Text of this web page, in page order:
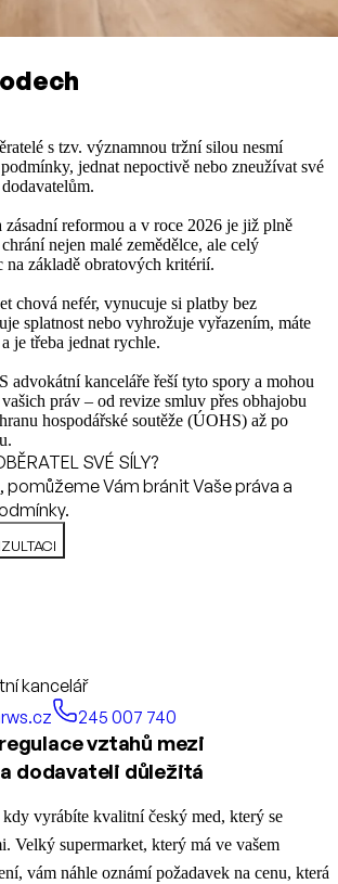
s tzv. významnou tržní silou nesmí
jednat nepoctivě nebo zneužívat své
zásadní reformou a v roce 2026 je již plně
nejen malé zemědělce, ale celý
na základě obratových kritérií.
chová nefér, vynucuje si platby bez
splatnost nebo vyhrožuje vyřazením, máte
je třeba jednat rychle.
advokátní kanceláře řeší tyto spory a mohou
práv – od revize smluv přes obhajobu
hospodářské soutěže (ÚOHS) až po
SVÉ SÍLY?
pomůžeme Vám bránit Vaše práva a
kancelář
245 007 740
vztahů mezi
dodavateli důležitá
kdy vyrábíte kvalitní český med, který se
Velký supermarket, který má ve vašem
vám náhle oznámí požadavek na cenu, která